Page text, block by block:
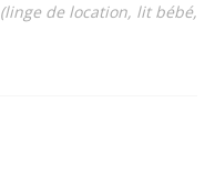
de location, lit bébé,